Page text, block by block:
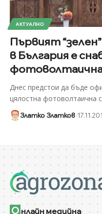
АКТУАЛНО
Първият
в България е
Днес предстои да бъде
цялостна фотоволтаична
Златко Златков
О нлайн медийна